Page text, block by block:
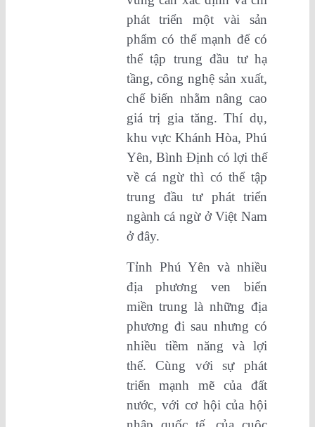
phát triển một vài sản
phẩm có thế mạnh để có
thể tập trung đầu tư hạ
tầng, công nghệ sản xuất,
chế biến nhằm nâng cao
giá trị gia tăng. Thí dụ,
khu vực Khánh Hòa, Phú
Yên, Bình Định có lợi thế
về cá ngừ thì có thể tập
trung đầu tư phát triển
ngành cá ngừ ở Việt Nam
ở đây.
Tỉnh Phú Yên và nhiều
địa phương ven biển
miền trung là những địa
phương đi sau nhưng có
nhiều tiềm năng và lợi
thế. Cùng với sự phát
triển mạnh mẽ của đất
nước, với cơ hội của hội